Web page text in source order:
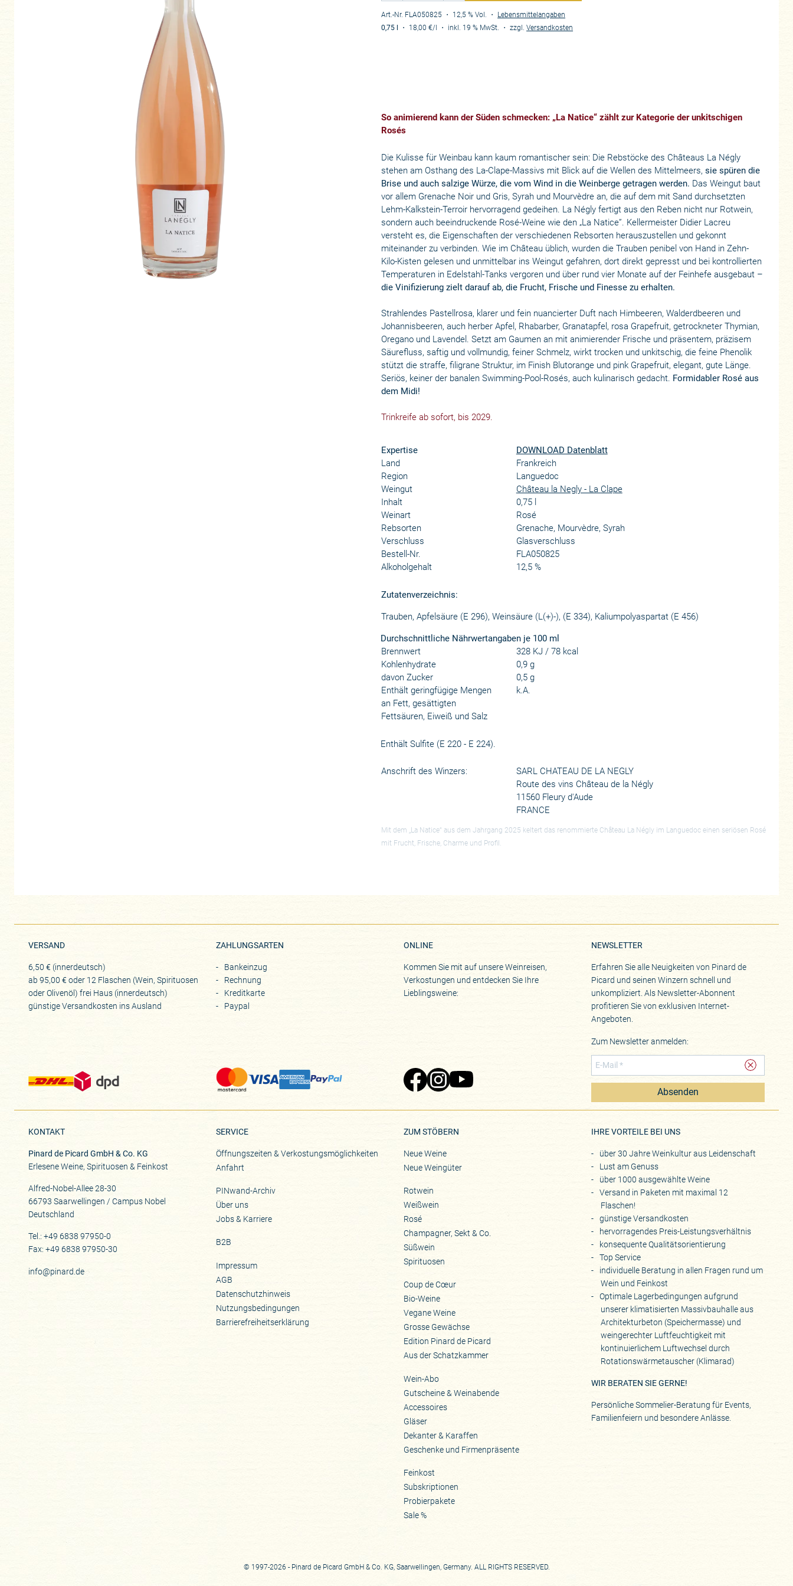
Art.-Nr. FLA050825 ・ 12,5 % Vol. ・ Lebensmittelangaben
0,75 l ・ 18,00 €/l ・ inkl. 19 % MwSt. ・zzgl.Versandkosten
So animierend kann der Süden schmecken: „La Natice“ zählt zur Kategorie der unkitschigen
Rosés
Die Kulisse für Weinbau kann kaum romantischer sein: Die Rebstöcke des Châteaus La Négly
stehen am Osthang des La-Clape-Massivs mit Blick auf die Wellen des Mittelmeers,sie spüren die
Brise und auch salzige Würze, die vom Wind in die Weinberge getragen werden. Das Weingut baut
vor allem Grenache Noir und Gris, Syrah und Mourvèdre an, die auf dem mit Sand durchsetzten
Lehm-Kalkstein-Terroir hervorragend gedeihen. La Négly fertigt aus den Reben nicht nur Rotwein,
sondern auch beeindruckende Rosé-Weine wie den „La Natice”. Kellermeister Didier Lacreu
versteht es, die Eigenschaften der verschiedenen Rebsorten herauszustellen und gekonnt
miteinander zu verbinden. Wie im Château üblich, wurden die Trauben penibel von Hand in Zehn-
Kilo-Kisten gelesen und unmittelbar ins Weingut gefahren, dort direkt gepresst und bei kontrollierten
Temperaturen in Edelstahl-Tanks vergoren und über rund vier Monate auf der Feinhefe ausgebaut –
die Vinifizierung zielt darauf ab, die Frucht, Frische und Finesse zu erhalten.
Strahlendes Pastellrosa, klarer und fein nuancierter Duft nach Himbeeren, Walderdbeeren und
Johannisbeeren, auch herber Apfel, Rhabarber, Granatapfel, rosa Grapefruit, getrockneter Thymian,
Oregano und Lavendel. Setzt am Gaumen an mit animierender Frische und präsentem, präzisem
Säurefluss, saftig und vollmundig, feiner Schmelz, wirkt trocken und unkitschig, die feine Phenolik
stützt die straffe, filigrane Struktur, im Finish Blutorange und pink Grapefruit, elegant, gute Länge.
Seriös, keiner der banalen Swimming-Pool-Rosés, auch kulinarisch gedacht. Formidabler Rosé aus
dem Midi!
Trinkreife ab sofort, bis 2029.
Expertise
DOWNLOAD Datenblatt
Land
Frankreich
Region
Languedoc
Weingut
Château la Negly - La Clape
Inhalt
0,75 l
Weinart
Rosé
Rebsorten
Grenache, Mourvèdre, Syrah
Verschluss
Glasverschluss
Bestell-Nr.
FLA050825
Alkoholgehalt
12,5 %
Zutatenverzeichnis:
Trauben, Apfelsäure (E 296), Weinsäure (L(+)-), (E 334), Kaliumpolyaspartat (E 456)
Durchschnittliche Nährwertangaben je 100 ml
Brennwert
328 KJ / 78 kcal
Kohlenhydrate
0,9 g
davon Zucker
0,5 g
Enthält geringfügige Mengen
an Fett, gesättigten
Fettsäuren, Eiweiß und Salz
k.A.
Enthält Sulfite (E 220 - E 224).
Anschrift des Winzers:
SARL CHATEAU DE LA NEGLY
Route des vins Château de la Négly
11560 Fleury d'Aude
FRANCE
Mit dem „La Natice“ aus dem Jahrgang 2025 keltert das renommierte Château La Négly im Languedoc einen seriösen Rosé
mit Frucht, Frische, Charme und Profil.
VERSAND
6,50 € (innerdeutsch)
ab 95,00 € oder 12 Flaschen (Wein, Spirituosen
oder Olivenöl) frei Haus (innerdeutsch)
günstige Versandkosten ins Ausland
ZAHLUNGSARTEN
Bankeinzug
Rechnung
Kreditkarte
Paypal
ONLINE
Kommen Sie mit auf unsere Weinreisen,
Verkostungen und entdecken Sie Ihre
Lieblingsweine:
NEWSLETTER
Erfahren Sie alle Neuigkeiten von Pinard de
Picard und seinen Winzern schnell und
unkompliziert. Als Newsletter-Abonnent
profitieren Sie von exklusiven Internet-
Angeboten.
Zum Newsletter anmelden:
Absenden
KONTAKT
Pinard de Picard GmbH & Co. KG
Erlesene Weine, Spirituosen & Feinkost
Alfred-Nobel-Allee 28-30
66793 Saarwellingen / Campus Nobel
Deutschland
Tel.: +49 6838 97950-0
Fax: +49 6838 97950-30
info@pinard.de
SERVICE
Öffnungszeiten & Verkostungsmöglichkeiten
Anfahrt
PINwand-Archiv
Über uns
Jobs & Karriere
B2B
Impressum
AGB
Datenschutzhinweis
Nutzungsbedingungen
Barrierefreiheitserklärung
ZUM STÖBERN
Neue Weine
Neue Weingüter
Rotwein
Weißwein
Rosé
Champagner, Sekt & Co.
Süßwein
Spirituosen
Coup de Cœur
Bio-Weine
Vegane Weine
Grosse Gewächse
Edition Pinard de Picard
Aus der Schatzkammer
Wein-Abo
Gutscheine & Weinabende
Accessoires
Gläser
Dekanter & Karaffen
Geschenke und Firmenpräsente
Feinkost
Subskriptionen
Probierpakete
Sale %
IHRE VORTEILE BEI UNS
über 30 Jahre Weinkultur aus Leidenschaft
Lust am Genuss
über 1000 ausgewählte Weine
Versand in Paketen mit maximal 12
Flaschen!
günstige Versandkosten
hervorragendes Preis-Leistungsverhältnis
konsequente Qualitätsorientierung
Top Service
individuelle Beratung in allen Fragen rund um
Wein und Feinkost
Optimale Lagerbedingungen aufgrund
unserer klimatisierten Massivbauhalle aus
Architekturbeton (Speichermasse) und
weingerechter Luftfeuchtigkeit mit
kontinuierlichem Luftwechsel durch
Rotationswärmetauscher (Klimarad)
WIR BERATEN SIE GERNE!
Persönliche Sommelier-Beratung für Events,
Familienfeiern und besondere Anlässe.
© 1997-2026 - Pinard de Picard GmbH & Co. KG, Saarwellingen, Germany. ALL RIGHTS RESERVED.